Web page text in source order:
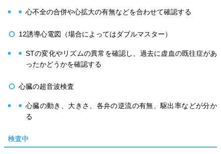
心不全の合併や心拡大の有無などを合わせて確認する
12誘導心電図（場合によってはダブルマスター）
STの変化やリズムの異常を確認し、過去に虚血の既往症があ
ったかどうかを確認する
心臓の超音波検査
心臓の動き、大きさ、各弁の逆流の有無、駆出率などが分か
る
検査中